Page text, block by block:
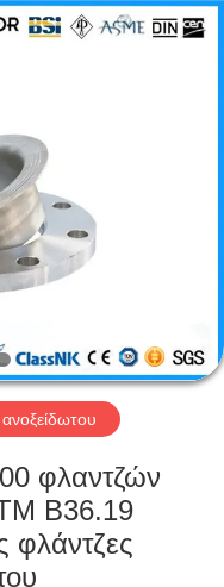
φλαντζών
B36.19
φλάντζες